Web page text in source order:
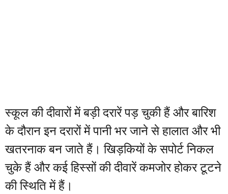
स्कूल की दीवारों में बड़ी दरारें पड़ चुकी हैं और बारिश
के दौरान इन दरारों में पानी भर जाने से हालात और भी
खतरनाक बन जाते हैं। खिड़कियों के सपोर्ट निकल
चुके हैं और कई हिस्सों की दीवारें कमजोर होकर टूटने
की स्थिति में हैं।